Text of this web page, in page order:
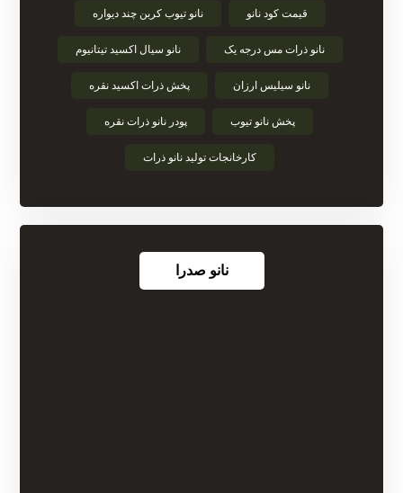
قیمت کود نانو نانو تیوب کربن چند دیواره
نانو ذرات مس درجه یک نانو سیال اکسید تیتانیوم
نانو سیلیس ارزان پخش ذرات اکسید نقره
پخش نانو تیوب پودر نانو ذرات نقره
کارخانجات تولید نانو ذرات
نانو صدرا